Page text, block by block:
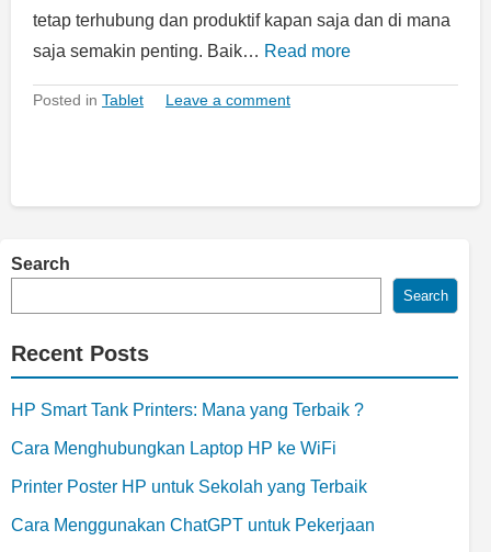
tetap terhubung dan produktif kapan saja dan di mana
saja semakin penting. Baik… Read more
Posted in Tablet Leave a comment
Search
Search
Recent Posts
HP Smart Tank Printers: Mana yang Terbaik ?
Cara Menghubungkan Laptop HP ke WiFi
Printer Poster HP untuk Sekolah yang Terbaik
Cara Menggunakan ChatGPT untuk Pekerjaan